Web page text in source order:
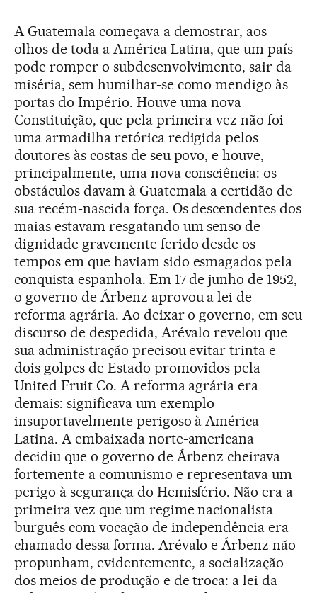
A Guatemala começava a demostrar, aos
olhos de toda a América Latina, que um país
pode romper o subdesenvolvimento, sair da
miséria, sem humilhar-se como mendigo às
portas do Império. Houve uma nova
Constituição, que pela primeira vez não foi
uma armadilha retórica redigida pelos
doutores às costas de seu povo, e houve,
principalmente, uma nova consciência: os
obstáculos davam à Guatemala a certidão de
sua recém-nascida força. Os descendentes dos
maias estavam resgatando um senso de
dignidade gravemente ferido desde os
tempos em que haviam sido esmagados pela
conquista espanhola. Em 17 de junho de 1952,
o governo de Árbenz aprovou a lei de
reforma agrária. Ao deixar o governo, em seu
discurso de despedida, Arévalo revelou que
sua administração precisou evitar trinta e
dois golpes de Estado promovidos pela
United Fruit Co. A reforma agrária era
demais: significava um exemplo
insuportavelmente perigoso à América
Latina. A embaixada norte-americana
decidiu que o governo de Árbenz cheirava
fortemente a comunismo e representava um
perigo à segurança do Hemisfério. Não era a
primeira vez que um regime nacionalista
burguês com vocação de independência era
chamado dessa forma. Arévalo e Árbenz não
propunham, evidentemente, a socialização
dos meios de produção e de troca: a lei da